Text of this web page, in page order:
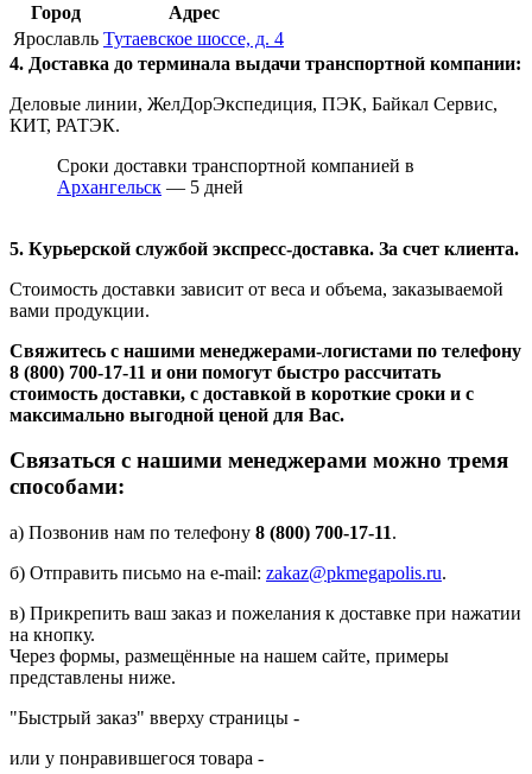
Город
Адрес
Ярославль Тутаевское шоссе, д. 4
4. Доставка до терминала выдачи транспортной компании:
Деловые линии, ЖелДорЭкспедиция, ПЭК, Байкал Сервис,
КИТ, РАТЭК.
Сроки доставки транспортной компанией в
Архангельск — 5 дней
5. Курьерской службой экспресс-доставка. За счет клиента.
Стоимость доставки зависит от веса и объема, заказываемой
вами продукции.
Свяжитесь с нашими менеджерами-логистами по телефону
8 (800) 700-17-11 и они помогут быстро рассчитать
стоимость доставки, с доставкой в короткие сроки и с
максимально выгодной ценой для Вас.
Связаться с нашими менеджерами можно тремя
способами:
а) Позвонив нам по телефону 8 (800) 700-17-11.
б) Отправить письмо на e-mail: zakaz@pkmegapolis.ru.
в) Прикрепить ваш заказ и пожелания к доставке при нажатии
на кнопку.
Через формы, размещённые на нашем сайте, примеры
представлены ниже.
"Быстрый заказ" вверху страницы -
или у понравившегося товара -